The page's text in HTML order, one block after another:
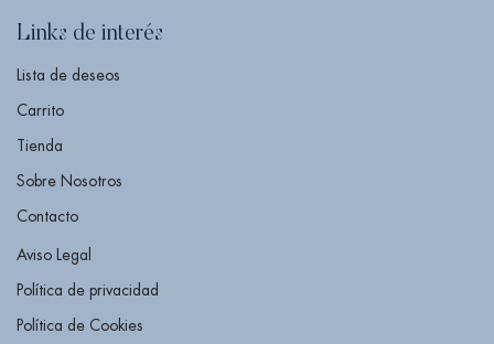
Links de interés
Lista de deseos
Carrito
Tienda
Sobre Nosotros
Contacto
Aviso Legal
Política de privacidad
Política de Cookies